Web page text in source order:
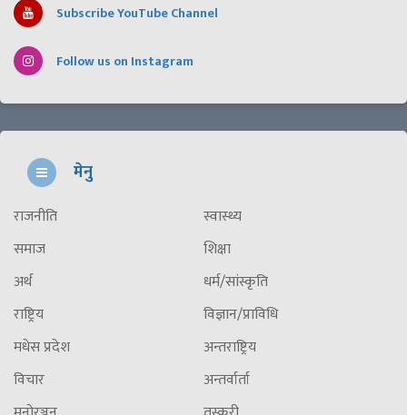
Subscribe YouTube Channel
Follow us on Instagram
मेनु
राजनीति
समाज
अर्थ
राष्ट्रिय
मधेस प्रदेश
विचार
स्वास्थ्य
शिक्षा
धर्म/सांस्कृति
विज्ञान/प्राविधि
अन्तराष्ट्रिय
अन्तर्वार्ता